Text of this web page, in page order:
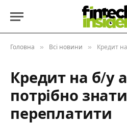
Головна » Всі новини » Кредит на б/у
Кредит на б/у
потрібно
переплатити